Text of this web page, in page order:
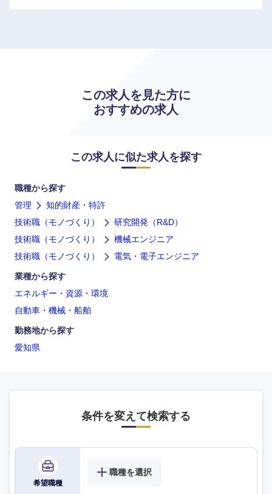
この求人を見た方に
おすすめの求人
この求人に似た求人を探す
職種から探す
管理
知的財産・特許
技術職（モノづくり）
研究開発（R&D）
技術職（モノづくり）
機械エンジニア
技術職（モノづくり）
電気・電子エンジニア
業種から探す
エネルギー・資源・環境
自動車・機械・船舶
勤務地から探す
愛知県
条件を変えて検索する
希望職種
職種を選択